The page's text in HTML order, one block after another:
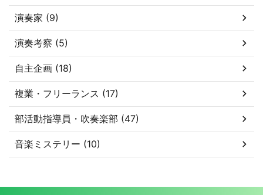
演奏家 (9)
演奏考察 (5)
自主企画 (18)
複業・フリーランス (17)
部活動指導員・吹奏楽部 (47)
音楽ミステリー (10)